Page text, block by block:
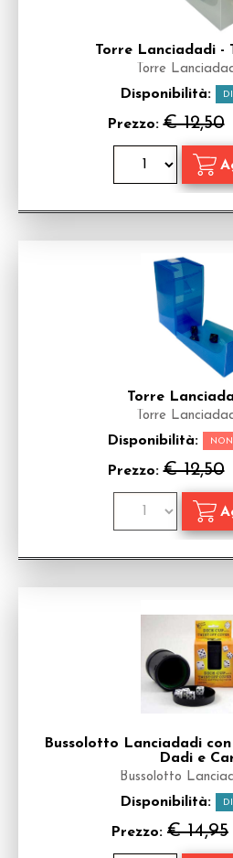
Torre Lanciadadi -
Torre
Disponibilità:
Prezzo:€ 12,50
Torre
Torre
Disponibilità:
Prezzo:€ 12,50
Bussolotto Lanciadadi
Dadi e
Bussolotto
Disponibilità:
Prezzo: € 14,95